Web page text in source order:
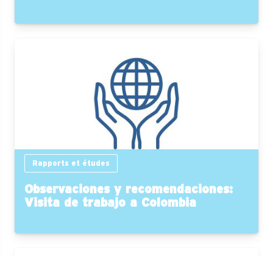
Rapports et études
Observaciones y recomendaciones:
Visita de trabajo a Colombia